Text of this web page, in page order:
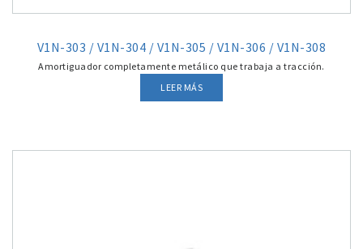
V1N-303 / V1N-304 / V1N-305 / V1N-306 / V1N-308
Amortiguador completamente metálico que trabaja a tracción.
LEER MÁS